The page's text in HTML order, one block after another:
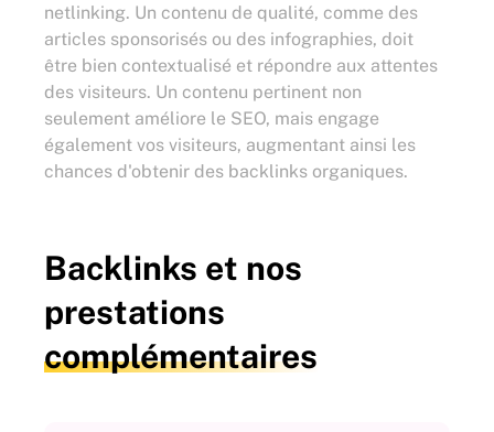
netlinking. Un contenu de qualité, comme des
articles sponsorisés ou des infographies, doit
être bien contextualisé et répondre aux attentes
des visiteurs. Un contenu pertinent non
seulement améliore le SEO, mais engage
également vos visiteurs, augmentant ainsi les
chances d'obtenir des backlinks organiques.
Backlinks et nos
prestations
complémentaires